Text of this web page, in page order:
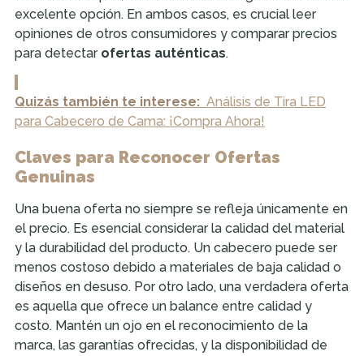
excelente opción. En ambos casos, es crucial leer
opiniones de otros consumidores y comparar precios
para detectar ofertas auténticas.
Quizás también te interese: Análisis de Tira LED
para Cabecero de Cama: ¡Compra Ahora!
Claves para Reconocer Ofertas
Genuinas
Una buena oferta no siempre se refleja únicamente en
el precio. Es esencial considerar la calidad del material
y la durabilidad del producto. Un cabecero puede ser
menos costoso debido a materiales de baja calidad o
diseños en desuso. Por otro lado, una verdadera oferta
es aquella que ofrece un balance entre calidad y
costo. Mantén un ojo en el reconocimiento de la
marca, las garantías ofrecidas, y la disponibilidad de